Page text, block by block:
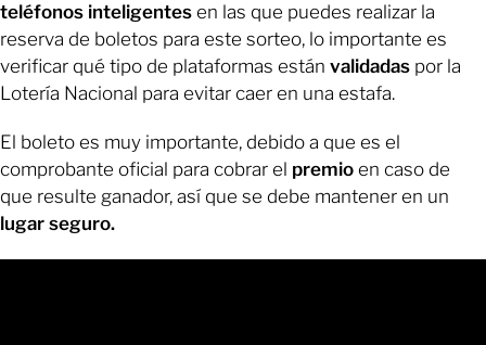
teléfonos inteligentes en las que puedes realizar la
reserva de boletos para este sorteo, lo importante es
verificar qué tipo de plataformas están validadas por la
Lotería Nacional para evitar caer en una estafa.
El boleto es muy importante, debido a que es el
comprobante oficial para cobrar el premio en caso de
que resulte ganador, así que se debe mantener en un
lugar seguro.